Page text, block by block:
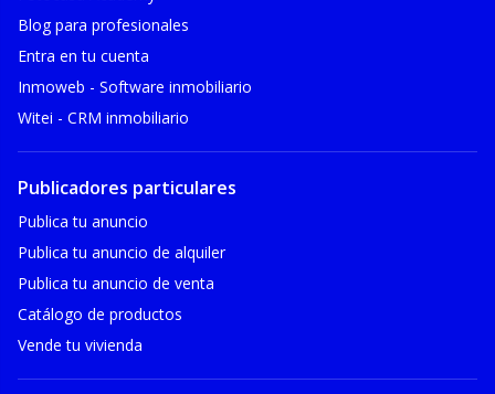
Blog para profesionales
Entra en tu cuenta
Inmoweb - Software inmobiliario
Witei - CRM inmobiliario
Publicadores particulares
Publica tu anuncio
Publica tu anuncio de alquiler
Publica tu anuncio de venta
Catálogo de productos
Vende tu vivienda